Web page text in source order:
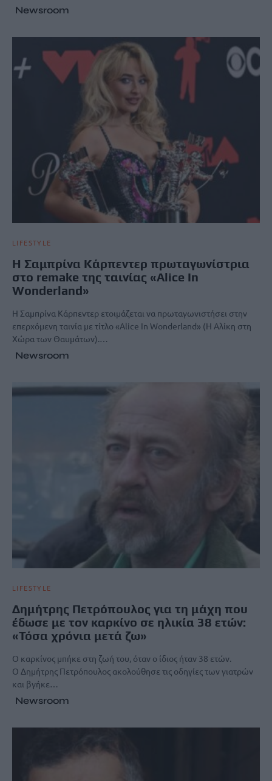
Newsroom
LIFESTYLE
Η Σαμπρίνα Κάρπεντερ πρωταγωνίστρια
στο remake της ταινίας «Alice In
Wonderland»
Η Σαμπρίνα Κάρπεντερ ετοιμάζεται να πρωταγωνιστήσει στην
επερχόμενη ταινία με τίτλο «Alice In Wonderland» (Η Αλίκη στη
Χώρα των Θαυμάτων).…
Newsroom
LIFESTYLE
Δημήτρης Πετρόπουλος για τη μάχη που
έδωσε με τον καρκίνο σε ηλικία 38 ετών:
«Τόσα χρόνια μετά ζω»
Ο καρκίνος μπήκε στη ζωή του, όταν ο ίδιος ήταν 38 ετών.
Ο Δημήτρης Πετρόπουλος ακολούθησε τις οδηγίες των γιατρών
και βγήκε…
Newsroom